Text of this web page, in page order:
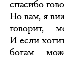
спасибо
Но вам, я
говорит, —
И если
богам —